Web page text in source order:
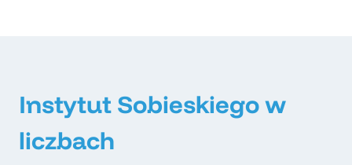
–
Instytut Sobieskiego w
liczbach